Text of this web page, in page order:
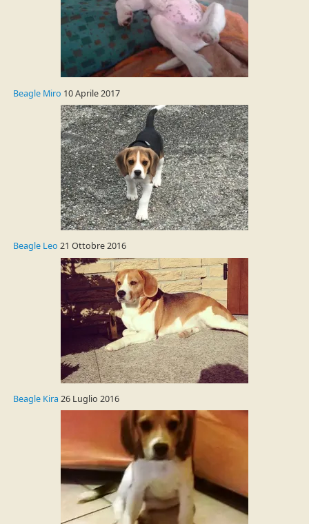
Beagle Miro 10 Aprile 2017
Beagle Leo 21 Ottobre 2016
Beagle Kira 26 Luglio 2016